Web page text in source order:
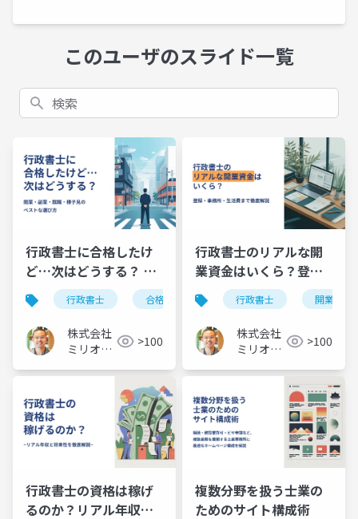
このユーザのスライド一覧
検索
行政書士に合格したけ
ど…次はどうする？ 開
業・副業・就職・様子
見のベストな選び方
行政書士 合格したら 合格
株式会社
ミリオン
>100
行政書士のリアルな開
業資金はいくら？登
録・事務所・生活費ま
で徹底解説
行政書士 開業資金
株式会社
ミリオン
>100
行政書士の資格は稼げ
るのか？リアル年収と
複数分野を扱う士業の
ためのサイト構成術